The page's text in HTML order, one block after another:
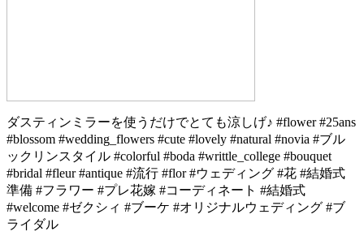
ダスティンミラーを使うだけでとても涼しげ♪ #flower #25ans
#blossom #wedding_flowers #cute #lovely #natural #novia #ブル
ックリンスタイル #colorful #boda #writtle_college #bouquet
#bridal #fleur #antique #流行 #flor #ウェディング #花 #結婚式
準備 #フラワー #プレ花嫁 #コーディネート #結婚式
#welcome #ゼクシィ #ブーケ #オリジナルウェディング #ブ
ライダル